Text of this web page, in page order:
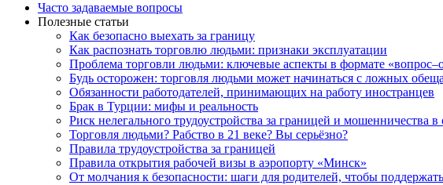
Часто задаваемые вопросы
Полезные статьи
Как безопасно выехать за границу
Как распознать торговлю людьми: признаки эксплуатации
Проблема торговли людьми: ключевые аспекты в формате
Будь осторожен: торговля людьми может начинаться с ложных
Обязанности работодателей, принимающих на работу иностранцев
Брак в Турции: мифы и реальность
Риск нелегального трудоустройства за границей и мошенничества
Торговля людьми? Рабство в 21 веке? Вы серьёзно?
Правила трудоустройства за границей
Правила открытия рабочей визы в аэропорту «Минск»
От молчания к безопасности: шаги для родителей, чтобы